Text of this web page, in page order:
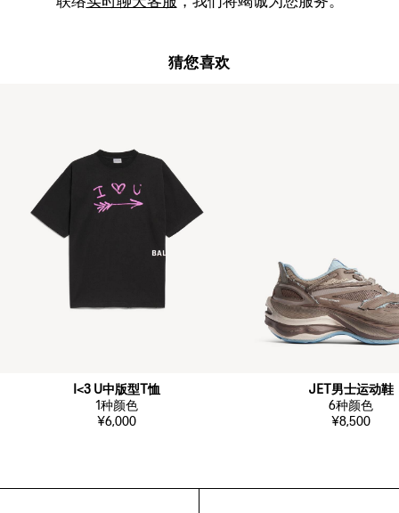
猜您喜欢
I<3 U中版型T恤
1种颜色
¥6,000
JET男士运动鞋
6种颜色
¥8,500